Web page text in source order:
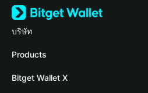
บริษัท
เกี่ยวกับ Bitget Wallet
Blog
Products
Crypto Card
Bitget Wallet X